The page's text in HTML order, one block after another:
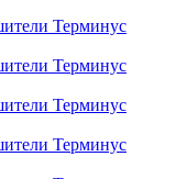
Терминус
Терминус
Терминус
Терминус